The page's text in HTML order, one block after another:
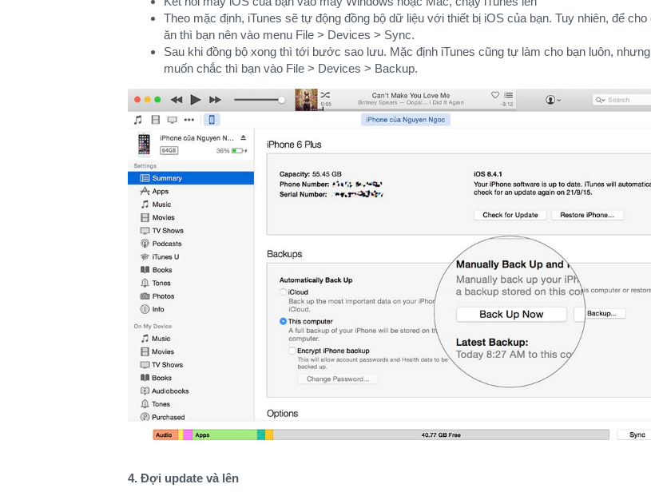
Theo mặc định, iTunes sẽ tự động đồng bộ dữ liệu với thiết bị iOS của bạn. Tuy nhiên, để cho
ăn thì bạn nên vào menu File > Devices > Sync.
Sau khi đồng bộ xong thì tới bước sao lưu. Mặc định iTunes cũng tự làm cho bạn luôn,
muốn chắc thì bạn vào File > Devices > Backup.
4. Đợi update và lên